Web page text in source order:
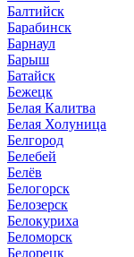
Балтийск
Барабинск
Барнаул
Барыш
Батайск
Бежецк
Белая Калитва
Белая Холуница
Белгород
Белебей
Белёв
Белогорск
Белозерск
Белокуриха
Беломорск
Белорецк